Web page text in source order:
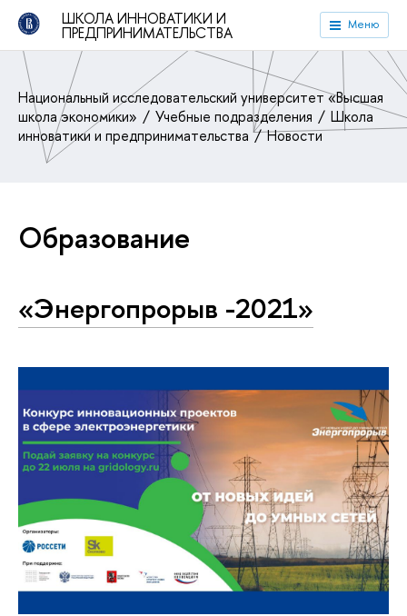
ШКОЛА ИННОВАТИКИ И
ПРЕДПРИНИМАТЕЛЬСТВА Меню
Национальный исследовательский университет «Высшая
школа экономики»
Учебные подразделения
Школа
инноватики и предпринимательства
Новости
Образование
«Энергопрорыв -2021»